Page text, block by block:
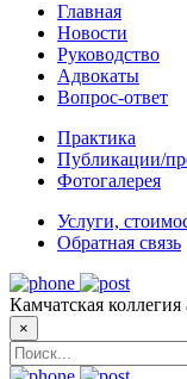
Главная
Новости
Руководство
Адвокаты
Вопрос-ответ
Практика
Публикации/
Фотогалерея
Услуги,
Обратная связь
Камчатская
×